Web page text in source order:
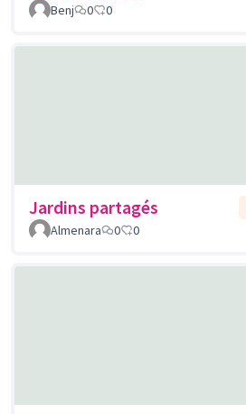
Benj 0 0
Jardins partagés
Almenara
0 0